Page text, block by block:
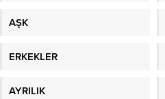
AŞK
ERKEKLER
AYRILIK